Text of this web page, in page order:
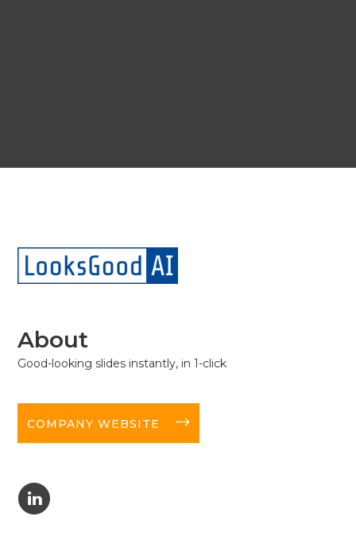
About
Good-looking slides instantly, in 1-click
COMPANY WEBSITE long-arrow-right
C